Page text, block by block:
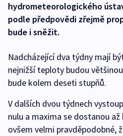
hydrometeorologického
podle předpovědi zřejmě
bude i sněžit.
Nadcházející dva týdny mají
nejnižší teploty budou
bude kolem deseti stupňů.
V dalších dvou týdnech
nulu a maxima se dostanou
ovšem velmi pravděpodobné,